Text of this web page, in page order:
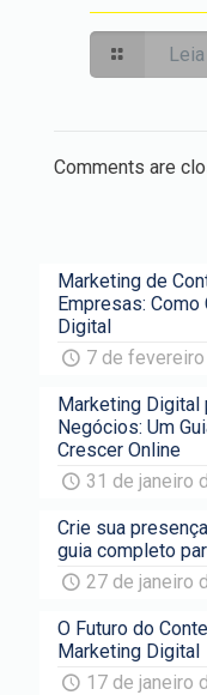
Comments are
Marketing de
Empresas:
Digital
7 de
Marketing Digital
Negócios: Um
Crescer Online
31 de janeiro
Crie sua
guia completo
27 de janeiro
O Futuro do
Marketing Digital
17 de janeiro